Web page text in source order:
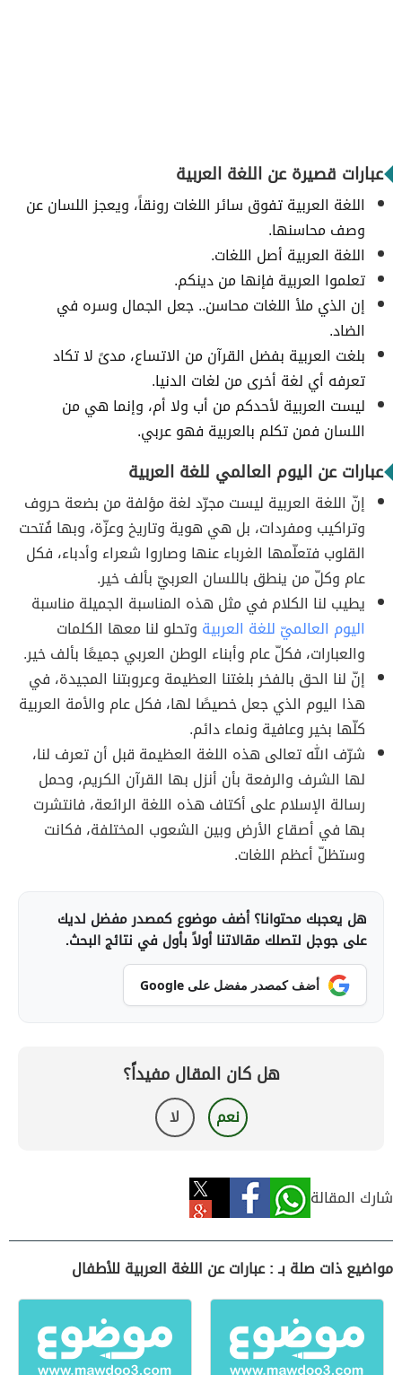
عبارات قصيرة عن اللغة العربية
اللغة العربية تفوق سائر اللغات رونقاً، ويعجز اللسان عن
وصف محاسنها.
اللغة العربية أصل اللغات.
تعلموا العربية فإنها من دينكم.
إن الذي ملأ اللغات محاسن.. جعل الجمال وسره في
الضاد.
بلغت العربية بفضل القرآن من الاتساع، مدىً لا تكاد
تعرفه أي لغة أخرى من لغات الدنيا.
ليست العربية لأحدكم من أب ولا أم، وإنما هي من
اللسان فمن تكلم بالعربية فهو عربي.
عبارات عن اليوم العالمي للغة العربية
إنّ اللغة العربية ليست مجرّد لغة مؤلفة من بضعة حروف
وتراكيب ومفردات، بل هي هوية وتاريخ وعزّة، وبها فُتحت
القلوب فتعلّمها الغرباء عنها وصاروا شعراء وأدباء، فكل
عام وكلّ من ينطق باللسان العربيّ بألف خير.
يطيب لنا الكلام في مثل هذه المناسبة الجميلة مناسبة
اليوم العالميّ للغة العربية وتحلو لنا معها الكلمات
والعبارات، فكلّ عام وأبناء الوطن العربي جميعًا بألف خير.
إنّ لنا الحق بالفخر بلغتنا العظيمة وعروبتنا المجيدة، في
هذا اليوم الذي جعل خصيصًا لها، فكل عام والأمة العربية
كلّها بخير وعافية ونماء دائم.
شرّف الله تعالى هذه اللغة العظيمة قبل أن تعرف لنا،
لها الشرف والرفعة بأن أنزل بها القرآن الكريم، وحمل
رسالة الإسلام على أكتاف هذه اللغة الرائعة، فانتشرت
بها في أصقاع الأرض وبين الشعوب المختلفة، فكانت
وستظلّ أعظم اللغات.
هل يعجبك محتوانا؟ أضف موضوع كمصدر مفضل لديك
على جوجل لتصلك مقالاتنا أولاً بأول في نتائج البحث.
أضف كمصدر مفضل على Google
هل كان المقال مفيداً؟
نعم لا
شارك المقالة
مواضيع ذات صلة بـ : عبارات عن اللغة العربية للأطفال